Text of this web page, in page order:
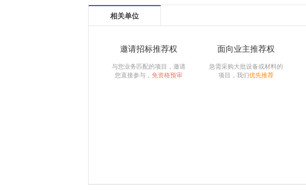
相关单位
邀请招标推荐权
与您业务匹配的项目，邀请
您直接参与， 免资格预审
面向业主推荐权
急需采购大批设备或材料的
项目，我们优先推荐